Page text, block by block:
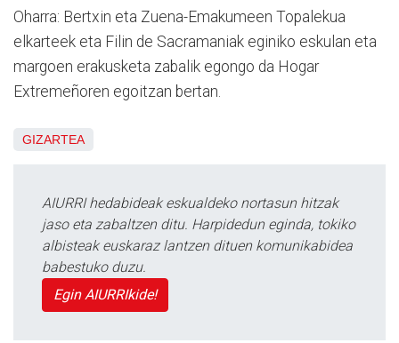
Oharra: Bertxin eta Zuena-Emakumeen Topalekua
elkarteek eta Filin de Sacramaniak eginiko eskulan eta
margoen erakusketa zabalik egongo da Hogar
Extremeñoren egoitzan bertan.
GIZARTEA
AIURRI hedabideak eskualdeko nortasun hitzak
jaso eta zabaltzen ditu. Harpidedun eginda, tokiko
albisteak euskaraz lantzen dituen komunikabidea
babestuko duzu.
Egin AIURRIkide!